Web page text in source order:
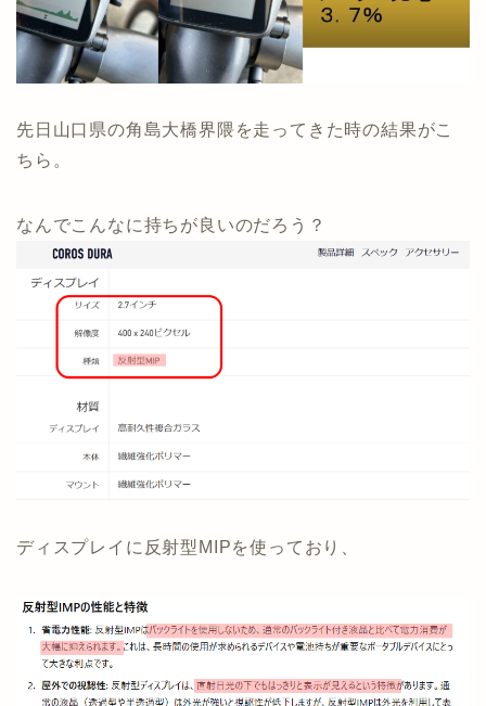
先日山口県の角島大橋界隈を走ってきた時の結果がこ
ちら。
なんでこんなに持ちが良いのだろう？
ディスプレイに反射型MIPを使っており、